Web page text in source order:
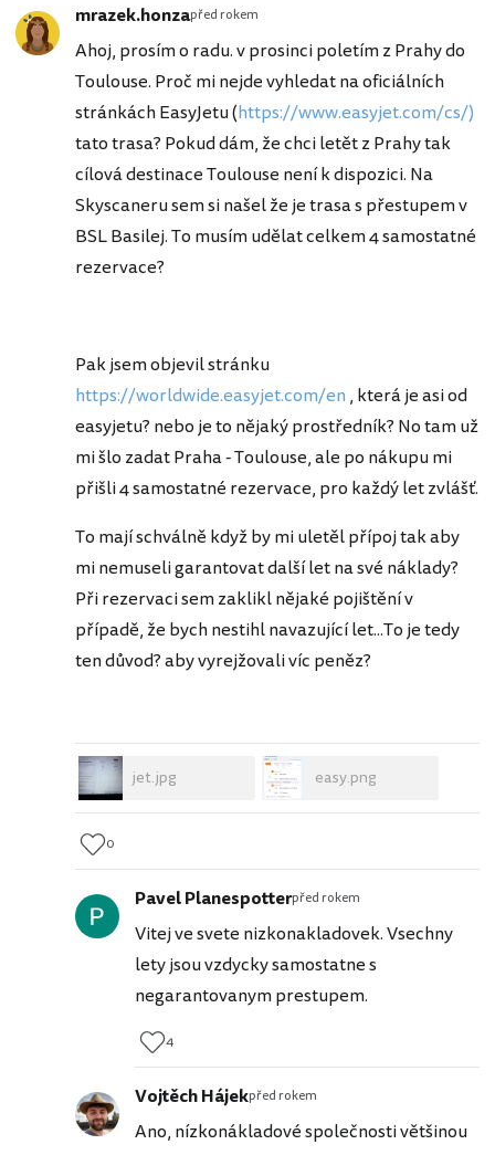
mrazek.honzapřed rokem
Ahoj, prosím o radu. v prosinci poletím z Prahy do
Toulouse. Proč mi nejde vyhledat na oficiálních
stránkách EasyJetu (https://www.easyjet.com/cs/)
tato trasa? Pokud dám, že chci letět z Prahy tak
cílová destinace Toulouse není k dispozici. Na
Skyscaneru sem si našel že je trasa s přestupem v
BSL Basilej. To musím udělat celkem 4 samostatné
rezervace?
Pak jsem objevil stránku
https://worldwide.easyjet.com/en , která je asi od
easyjetu? nebo je to nějaký prostředník? No tam už
mi šlo zadat Praha - Toulouse, ale po nákupu mi
přišli 4 samostatné rezervace, pro každý let zvlášť.
To mají schválně když by mi uletěl přípoj tak aby
mi nemuseli garantovat další let na své náklady?
Při rezervaci sem zaklikl nějaké pojištění v
případě, že bych nestihl navazující let...To je tedy
ten důvod? aby vyrejžovali víc peněz?
jet.jpg easy.png
0
Pavel Planespotterpřed rokem
Vitej ve svete nizkonakladovek. Vsechny
lety jsou vzdycky samostatne s
negarantovanym prestupem.
4
Vojtěch Hájekpřed rokem
Ano, nízkonákladové společnosti většinou